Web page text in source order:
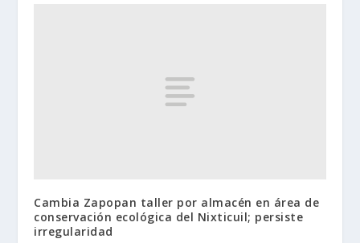
Cambia Zapopan taller por almacén en área de
conservación ecológica del Nixticuil; persiste
irregularidad